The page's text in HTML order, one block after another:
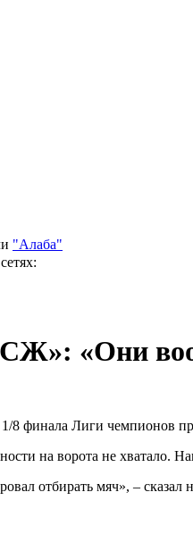
"Алаба"
«Они
1/8 финала Лиги чемпионов
на ворота не хватало.
отбирать мяч», – сказал